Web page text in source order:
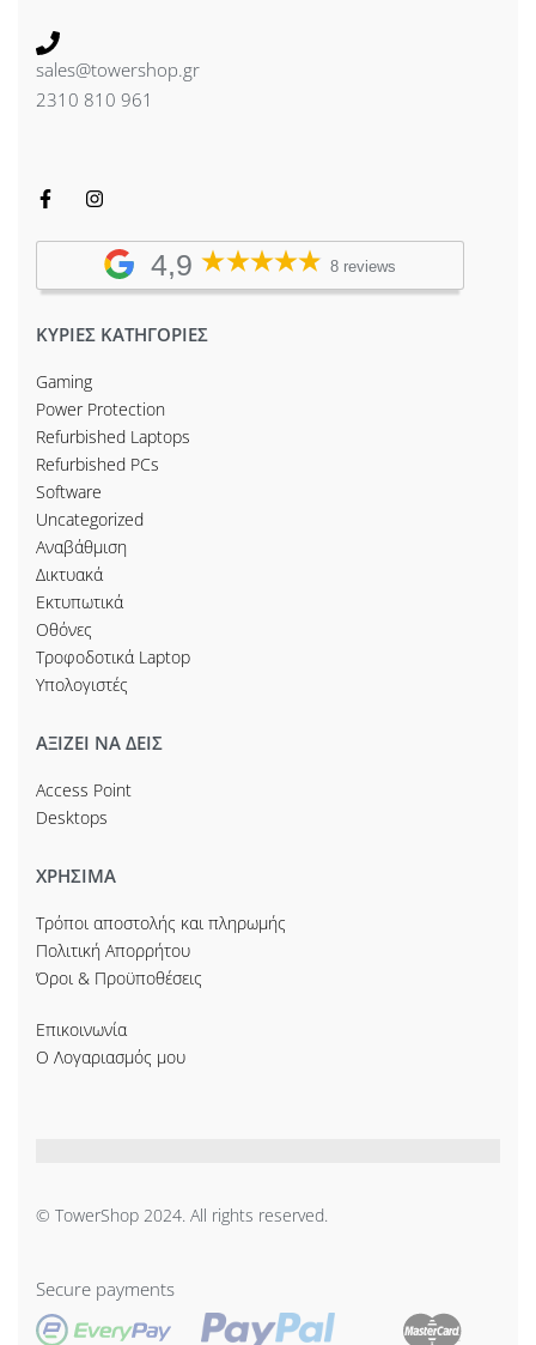
sales@towershop.gr
2310 810 961
4,9 8 reviews
ΚΥΡΙΕΣ ΚΑΤΗΓΟΡΙΕΣ
Gaming
Power Protection
Refurbished Laptops
Refurbished PCs
Software
Uncategorized
Αναβάθμιση
Δικτυακά
Εκτυπωτικά
Οθόνες
Τροφοδοτικά Laptop
Υπολογιστές
ΑΞΙΖΕΙ ΝΑ ΔΕΙΣ
Access Point
Desktops
ΧΡΗΣΙΜΑ
Τρόποι αποστολής και πληρωμής
Πολιτική Απορρήτου
Όροι & Προϋποθέσεις
Επικοινωνία
Ο Λογαριασμός μου
© TowerShop 2024. All rights reserved.
Secure payments